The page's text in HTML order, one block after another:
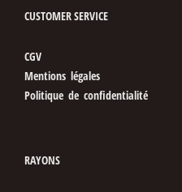
CUSTOMER SERVICE
CGV
Mentions légales
Politique de confidentialité
RAYONS